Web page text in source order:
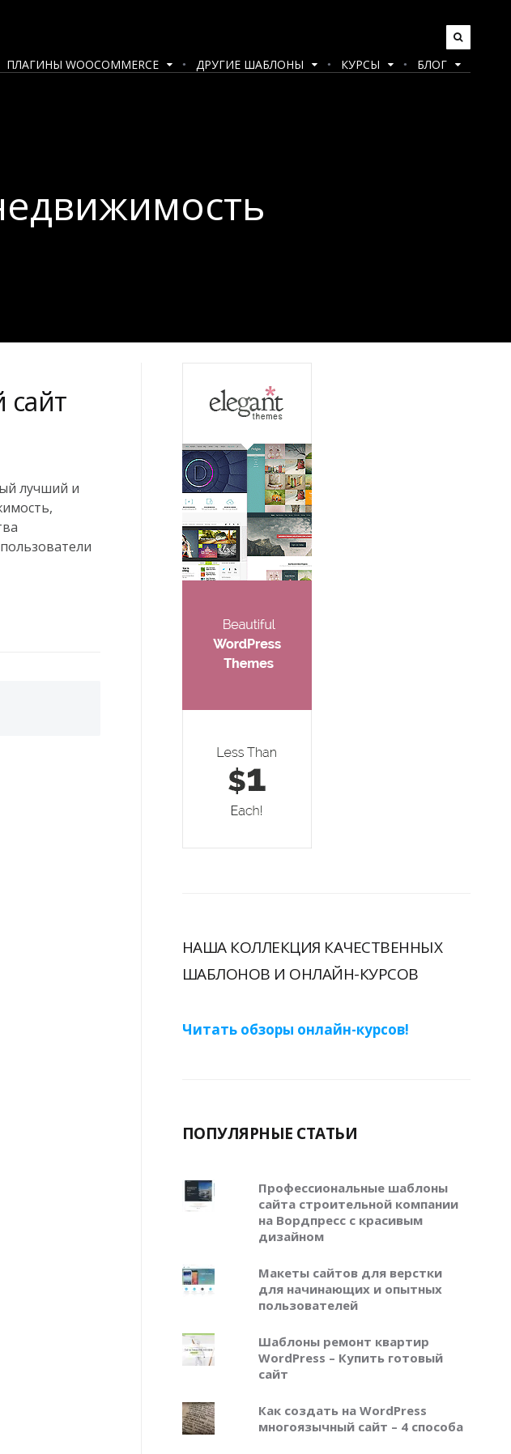
ПЛАГИНЫ WOOCOMMERCE ДРУГИЕ ШАБЛОНЫ КУРСЫ БЛОГ
сайт
лучший и
НАША КОЛЛЕКЦИЯ КАЧЕСТВЕННЫХ
ШАБЛОНОВ И ОНЛАЙН-КУРСОВ
Читать обзоры онлайн-курсов!
ПОПУЛЯРНЫЕ СТАТЬИ
Профессиональные шаблоны
сайта строительной компании
на Вордпресс с красивым
дизайном
Макеты сайтов для верстки
для начинающих и опытных
пользователей
Шаблоны ремонт квартир
WordPress – Купить готовый
сайт
Как создать на WordPress
многоязычный сайт – 4 способа